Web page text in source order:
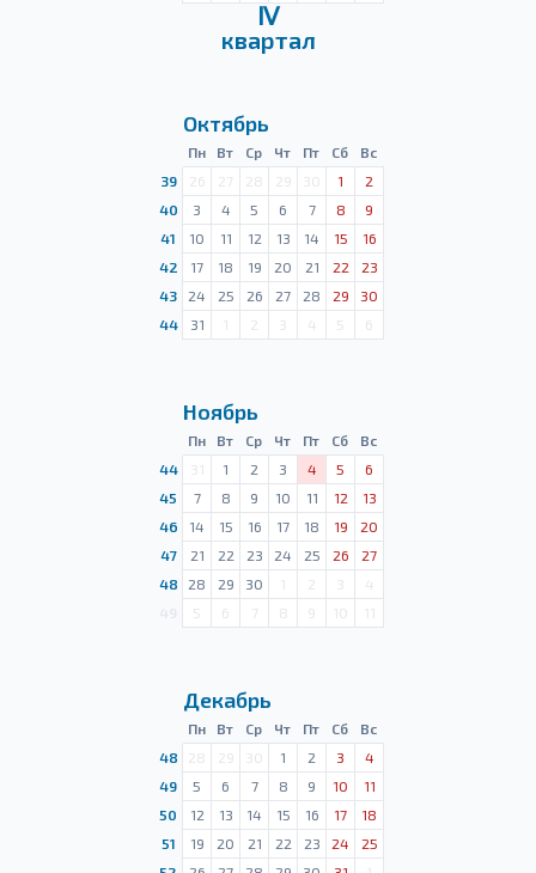
Ⅳ
квартал
Октябрь
Пн Вт Ср Чт Пт Сб
Вс
39
26 27 28 29 30 1
2
40
3 4 5 6 7 8
9
41
10 11 12 13 14 15
16
42
17 18 19 20 21 22
23
43
24 25 26 27 28 29
30
44
31 1 2 3 4 5 6
Ноябрь
Пн Вт Ср Чт Пт Сб
Вс
44
31 1 2 3 4 5
6
45
7 8 9 10 11 12
13
46
14 15 16 17 18 19
20
47
21 22 23 24 25 26
27
48
28 29 30 1 2 3
4
5 6 7 8 9 10 11
Декабрь
Пн Вт Ср Чт Пт Сб
Вс
48
28 29 30 1 2 3
4
49
5 6 7 8 9 10
11
50
12 13 14 15 16 17
18
51
19 20 21 22 23 24
25